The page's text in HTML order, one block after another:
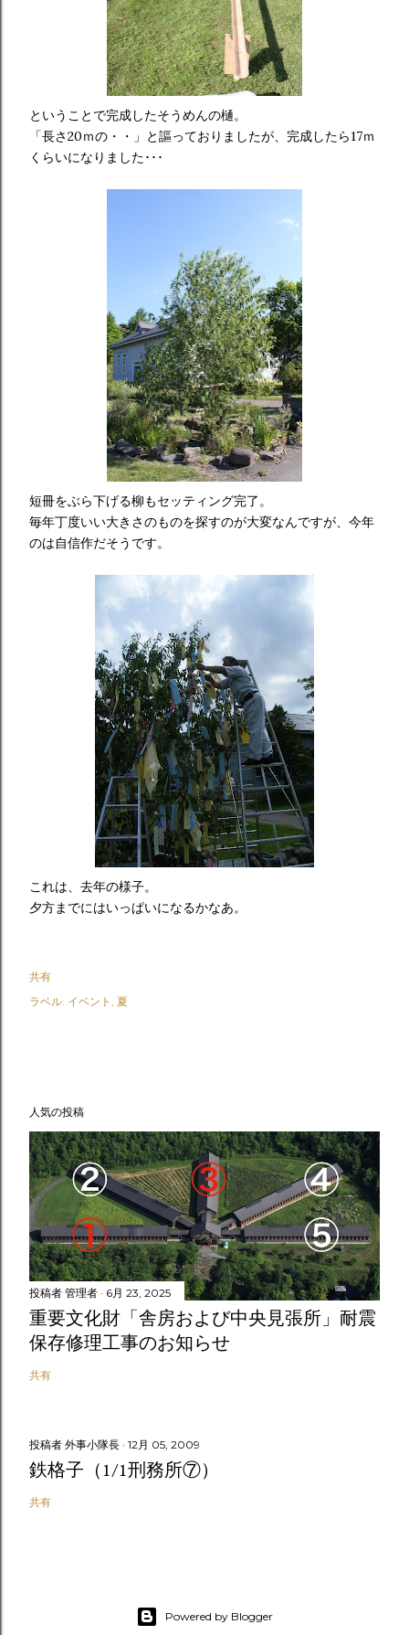
ということで完成したそうめんの樋。
「長さ20ｍの・・」と謳っておりましたが、完成したら17ｍ
くらいになりました･･･
短冊をぶら下げる柳もセッティング完了。
毎年丁度いい大きさのものを探すのが大変なんですが、今年
のは自信作だそうです。
これは、去年の様子。
夕方までにはいっぱいになるかなあ。
共有
ラベル: イベント 夏
人気の投稿
投稿者 管理者 6月 23, 2025
重要文化財「舎房および中央見張所」耐震
保存修理工事のお知らせ
共有
投稿者 外事小隊長 12月 05, 2009
鉄格子（1/1刑務所⑦）
共有
Powered by Blogger